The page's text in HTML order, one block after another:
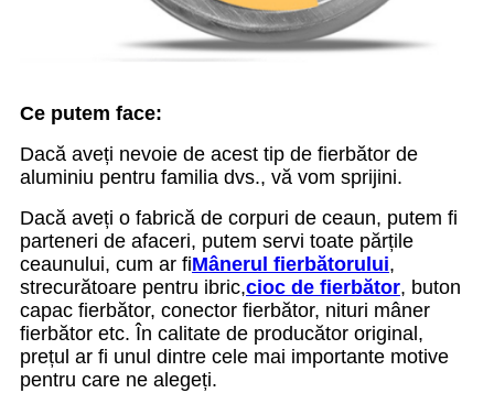
Ce putem face:
Dacă aveți nevoie de acest tip de fierbător de
aluminiu pentru familia dvs., vă vom sprijini.
Dacă aveți o fabrică de corpuri de ceaun, putem fi
parteneri de afaceri, putem servi toate părțile
ceaunului, cum ar fiMânerul fierbătorului,
strecurătoare pentru ibric,cioc de fierbător, buton
capac fierbător, conector fierbător, nituri mâner
fierbător etc. În calitate de producător original,
prețul ar fi unul dintre cele mai importante motive
pentru care ne alegeți.